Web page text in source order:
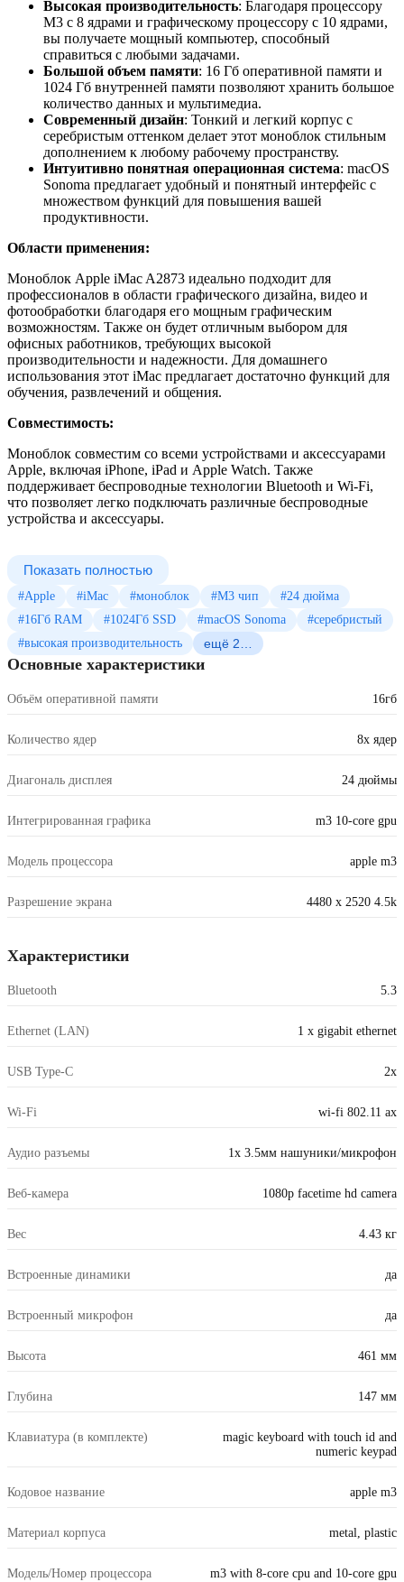
Высокая производительность: Благодаря процессору
M3 с 8 ядрами и графическому процессору с 10 ядрами,
вы получаете мощный компьютер, способный
справиться с любыми задачами.
Большой объем памяти: 16 Гб оперативной памяти и
1024 Гб внутренней памяти позволяют хранить большое
количество данных и мультимедиа.
Современный дизайн: Тонкий и легкий корпус с
серебристым оттенком делает этот моноблок стильным
дополнением к любому рабочему пространству.
Интуитивно понятная операционная система: macOS
Sonoma предлагает удобный и понятный интерфейс с
множеством функций для повышения вашей
продуктивности.
Области применения:
Моноблок Apple iMac A2873 идеально подходит для
профессионалов в области графического дизайна, видео и
фотообработки благодаря его мощным графическим
возможностям. Также он будет отличным выбором для
офисных работников, требующих высокой
производительности и надежности. Для домашнего
использования этот iMac предлагает достаточно функций для
обучения, развлечений и общения.
Совместимость:
Моноблок совместим со всеми устройствами и аксессуарами
Apple, включая iPhone, iPad и Apple Watch. Также
поддерживает беспроводные технологии Bluetooth и Wi-Fi,
что позволяет легко подключать различные беспроводные
устройства и аксессуары.
Показать полностью
#Apple #iMac #моноблок #M3 чип
#24 дюйма
#16Гб RAM
#1024Гб SSD #macOS Sonoma
#серебристый
#высокая производительность
ещё 2…
Основные характеристики
Объём оперативной памяти 16гб
Количество ядер 8x ядер
Диагональ дисплея 24 дюймы
Интегрированная графика m3 10-core gpu
Модель процессора apple m3
Разрешение экрана 4480 x 2520 4.5k
Характеристики
Bluetooth 5.3
Ethernet (LAN) 1 x gigabit ethernet
USB Type-C 2x
Wi-Fi wi-fi 802.11 ax
Аудио разъемы 1x 3.5мм нашуники/микрофон
Веб-камера 1080p facetime hd camera
Вес 4.43 кг
Встроенные динамики да
Встроенный микрофон да
Высота 461 мм
Глубина 147 мм
Клавиатура (в комплекте)
magic keyboard with touch id and
numeric keypad
Кодовое название apple m3
Материал корпуса metal, plastic
Модель/Номер процессора m3 with 8-core cpu and 10-core gpu